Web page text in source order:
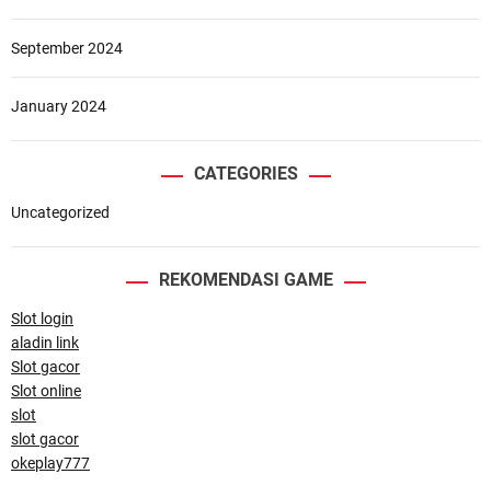
September 2024
January 2024
CATEGORIES
Uncategorized
REKOMENDASI GAME
Slot login
aladin link
Slot gacor
Slot online
slot
slot gacor
okeplay777